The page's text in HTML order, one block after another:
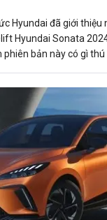
Hyundai đã giới thiệu
Hyundai Sonata
bản này có gì thú